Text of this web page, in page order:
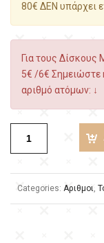
80€ ΔΕΝ υπάρχει
Για τους
5€ /6€ Σημειώστε
αριθμό ατόμων: ↓
Categories: Αριθμοι,